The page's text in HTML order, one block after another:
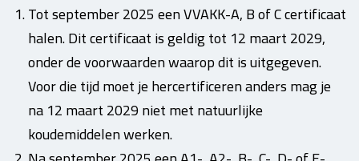
Tot september 2025 een VVAKK-A, B of C certificaat
halen. Dit certificaat is geldig tot 12 maart 2029,
onder de voorwaarden waarop dit is uitgegeven.
Voor die tijd moet je hercertificeren anders mag je
na 12 maart 2029 niet met natuurlijke
koudemiddelen werken.